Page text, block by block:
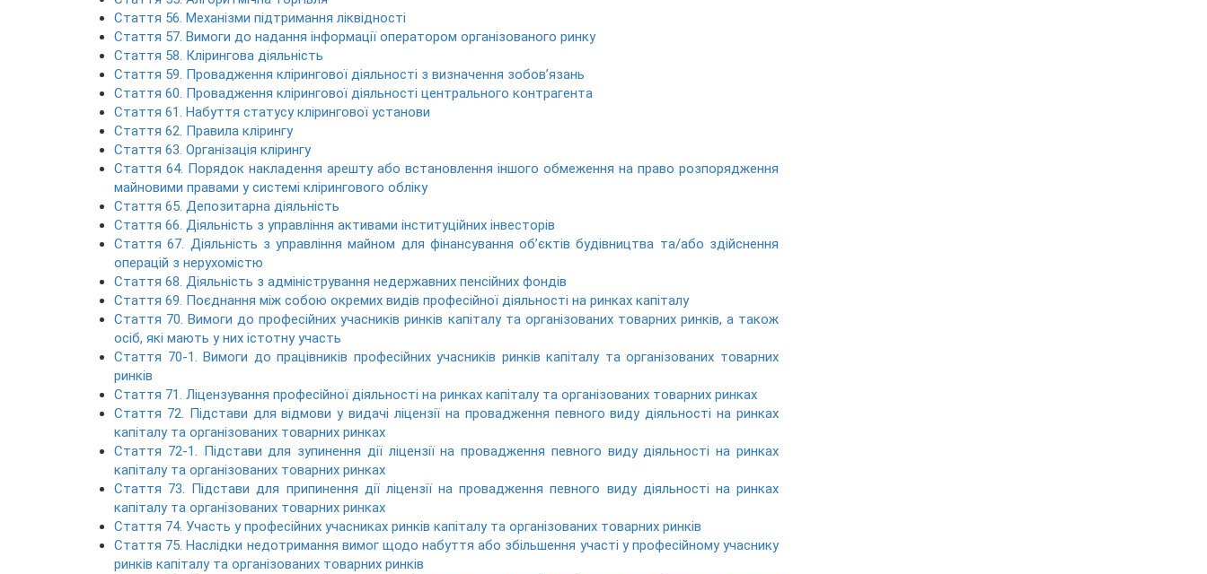
Стаття 56. Механізми підтримання ліквідності
Стаття 57. Вимоги до надання інформації оператором організованого ринку
Стаття 58. Клірингова діяльність
Стаття 59. Провадження клірингової діяльності з визначення зобов’язань
Стаття 60. Провадження клірингової діяльності центрального контрагента
Стаття 61. Набуття статусу клірингової установи
Стаття 62. Правила клірингу
Стаття 63. Організація клірингу
Стаття 64. Порядок накладення арешту або встановлення іншого обмеження на право розпорядження
майновими правами у системі клірингового обліку
Стаття 65. Депозитарна діяльність
Стаття 66. Діяльність з управління активами інституційних інвесторів
Стаття 67. Діяльність з управління майном для фінансування об’єктів будівництва та/або здійснення
операцій з нерухомістю
Стаття 68. Діяльність з адміністрування недержавних пенсійних фондів
Стаття 69. Поєднання між собою окремих видів професійної діяльності на ринках капіталу
Стаття 70. Вимоги до професійних учасників ринків капіталу та організованих товарних ринків, а також
осіб, які мають у них істотну участь
Стаття 70-1. Вимоги до працівників професійних учасників ринків капіталу та організованих товарних
ринків
Стаття 71. Ліцензування професійної діяльності на ринках капіталу та організованих товарних ринках
Стаття 72. Підстави для відмови у видачі ліцензії на провадження певного виду діяльності на ринках
капіталу та організованих товарних ринках
Стаття 72-1. Підстави для зупинення дії ліцензії на провадження певного виду діяльності на ринках
капіталу та організованих товарних ринках
Стаття 73. Підстави для припинення дії ліцензії на провадження певного виду діяльності на ринках
капіталу та організованих товарних ринках
Стаття 74. Участь у професійних учасниках ринків капіталу та організованих товарних ринків
Стаття 75. Наслідки недотримання вимог щодо набуття або збільшення участі у професійному учаснику
ринків капіталу та організованих товарних ринків